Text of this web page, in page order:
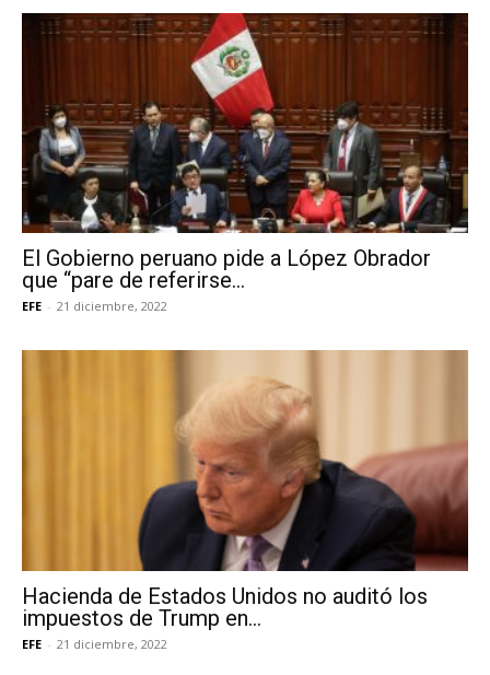
El Gobierno peruano pide a López Obrador
que “pare de referirse...
EFE - 21 diciembre, 2022
Hacienda de Estados Unidos no auditó los
impuestos de Trump en...
EFE - 21 diciembre, 2022